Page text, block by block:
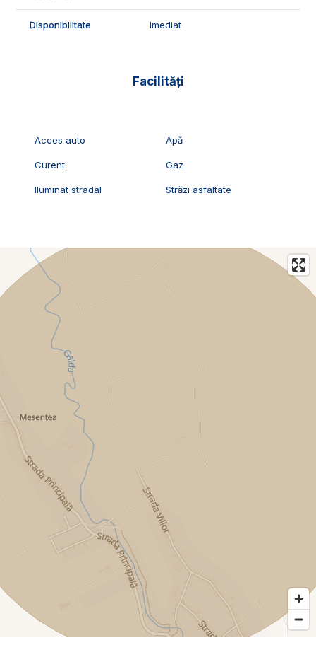
Disponibilitate Imediat
Facilități
Acces auto Apă
Curent Gaz
Iluminat stradal Străzi asfaltate